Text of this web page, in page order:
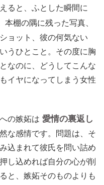
ると、ふとした瞬間に
本棚の隅に残った写真、
ョット、彼の何気ない
うひとこと。その度に胸
なのに、どうしてこんな
イヤになってしまう女性
の嫉妬は 愛情の裏返し
な感情です。問題は、そ
込まれて彼氏を問い詰め
し込めれば自分の心が削
と、嫉妬そのものよりも